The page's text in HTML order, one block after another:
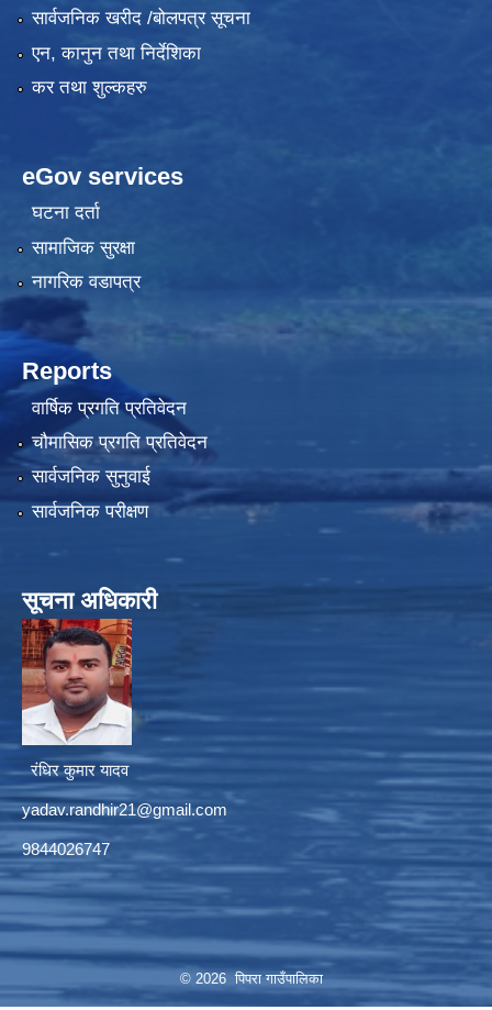
सार्वजनिक खरीद /बोलपत्र सूचना
एन, कानुन तथा निर्देशिका
कर तथा शुल्कहरु
eGov services
घटना दर्ता
सामाजिक सुरक्षा
नागरिक वडापत्र
Reports
वार्षिक प्रगति प्रतिवेदन
चौमासिक प्रगति प्रतिवेदन
सार्वजनिक सुनुवाई
सार्वजनिक परीक्षण
सूचना अधिकारी
रंधिर कुमार यादव
yadav.randhir21@gmail.com
9844026747
© 2026 पिपरा गाउँपालिका